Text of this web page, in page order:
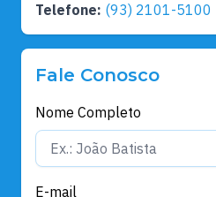
Telefone: (93) 2101-5100
Fale Conosco
Nome Completo
E-mail